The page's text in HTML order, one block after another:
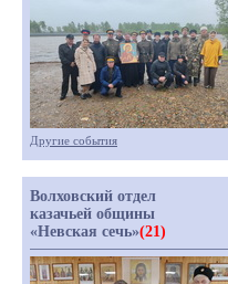
Другие события
Волховский отдел
казачьей общины
«Невская сечь»(21)